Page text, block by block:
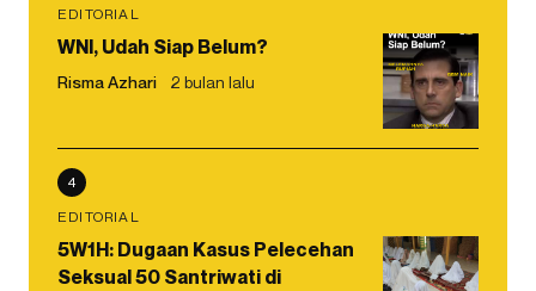
EDITORIAL
WNI, Udah Siap Belum?
Risma Azhari 2 bulan lalu
4
EDITORIAL
5W1H: Dugaan Kasus Pelecehan
Seksual 50 Santriwati di